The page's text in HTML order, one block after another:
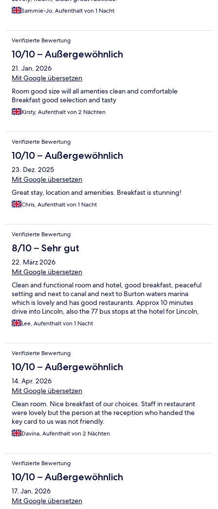
Sammie-Jo, Aufenthalt von 1 Nacht
Verifizierte Bewertung
10/10 – Außergewöhnlich
21. Jan. 2026
Mit Google übersetzen
Room good size will all amenties clean and comfortable
Breakfast good selection and tasty
Kirsty, Aufenthalt von 2 Nächten
Verifizierte Bewertung
10/10 – Außergewöhnlich
23. Dez. 2025
Mit Google übersetzen
Great stay, location and amenities. Breakfast is stunning!
Chris, Aufenthalt von 1 Nacht
Verifizierte Bewertung
8/10 – Sehr gut
22. März 2026
Mit Google übersetzen
Clean and functional room and hotel, good breakfast, peaceful
setting and next to canal and next to Burton waters marina
which is lovely and has good restaurants. Approx 10 minutes
drive into Lincoln, also the 77 bus stops at the hotel for Lincoln,
Lee, Aufenthalt von 1 Nacht
Verifizierte Bewertung
10/10 – Außergewöhnlich
14. Apr. 2026
Mit Google übersetzen
Clean room. Nice breakfast of our choices. Staff in restaurant
were lovely but the person at the reception who handed the
key card to us was not friendly.
Davina, Aufenthalt von 2 Nächten
Verifizierte Bewertung
10/10 – Außergewöhnlich
17. Jan. 2026
Mit Google übersetzen